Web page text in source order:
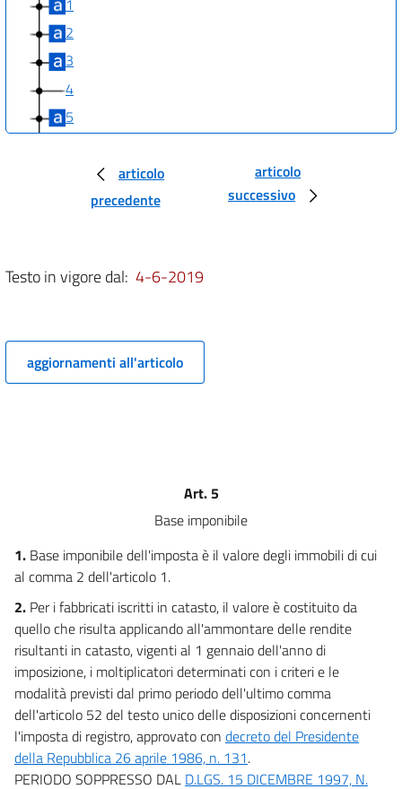
2
3
4
5
11
13
14
TITOLO II
TRIBUTI PROVINCIALI
TRIBUTO PER L'ESERCIZIO DELLE
FUNZIONI DI TUTELA, PROTEZIONE E IGIENE DELL'AMBIENTE
TITOLO II
TRIBUTI PROVINCIALI
Capo II
IMPOSTA PROVINCIALE PER L'ISCRIZIONE DEI VEICOLI
NEL PUBBLICO REGISTRO AUTOMOBILISTICO
20
21
22
articolo
precedente
articolo
successivo
Testo in vigore dal: 4-6-2019
aggiornamenti all'articolo
Art. 5
Base imponibile
1. Base imponibile dell'imposta è il valore degli immobili di cui
al comma 2 dell'articolo 1.
2. Per i fabbricati iscritti in catasto, il valore è costituito da
quello che risulta applicando all'ammontare delle rendite
risultanti in catasto, vigenti al 1 gennaio dell'anno di
imposizione, i moltiplicatori determinati con i criteri e le
modalità previsti dal primo periodo dell'ultimo comma
dell'articolo 52 del testo unico delle disposizioni concernenti
l'imposta di registro, approvato con decreto del Presidente
della Repubblica 26 aprile 1986, n. 131.
PERIODO SOPPRESSO DAL D.LGS. 15 DICEMBRE 1997, N.